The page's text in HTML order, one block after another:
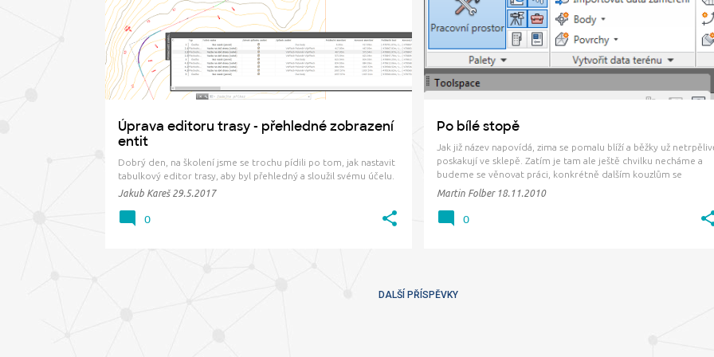
í
s
p
ě
Úprava editoru trasy - přehledné zobrazení
entit
Dobrý den, na školení jsme se trochu pídili po tom, jak nastavit
tabulkový editor trasy, aby byl přehledný a sloužil svému účelu.
Také nás zajímalo, kde je vlastně uloženo jeho nastavení. V
poměrně užitečný pomocník. Vidíte v něm vš…
Jakub Kareš 29.5.2017
0
Po bílé stopě
Jak již název napovídá, zima se pomalu blíží a běžky už
poskakují ve sklepě. Zatím je tam ale ještě chvilku necháme a
budeme se věnovat práci, konkrétně dalším kouzlům se
stopami příčných řezů. Rozšíříme si základní znalosti
Martin Folber 18.11.2010
0
DALŠÍ PŘÍSPĚVKY